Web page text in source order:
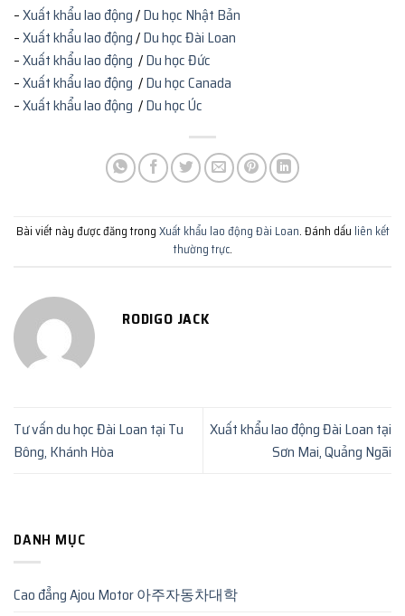
–Xuất khẩu lao động/Du học Nhật Bản
–Xuất khẩu lao động/Du học Đài Loan
–Xuất khẩu lao động /Du học Đức
–Xuất khẩu lao động /Du học Canada
–Xuất khẩu lao động /Du học Úc
Bài viết này được đăng trongXuất khẩu lao động Đài Loan. Đánh dấu liên kết
thường trực.
RODIGO JACK
Tư vấn du học Đài Loan tại Tu
Bông, Khánh Hòa
Xuất khẩu lao động Đài Loan tại
Sơn Mai, Quảng Ngãi
DANH MỤC
Cao đẳng Ajou Motor 아주자동차대학